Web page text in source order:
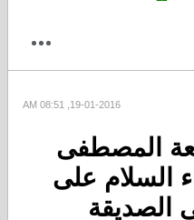
19-01-2016, 08:51 AM
المصطفى
السلام على
الصديقة